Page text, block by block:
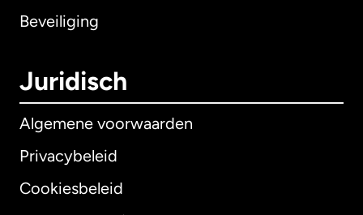
Beveiliging
Juridisch
Algemene voorwaarden
Privacybeleid
Cookiesbeleid